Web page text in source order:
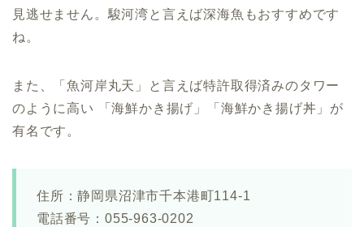
見逃せません。駿河湾と言えば深海魚もおすすめです
ね。
また、「魚河岸丸天」と言えば特許取得済みのタワー
のように高い 「海鮮かき揚げ」「海鮮かき揚げ丼」が
有名です。
住所：静岡県沼津市千本港町114-1
電話番号：055-963-0202